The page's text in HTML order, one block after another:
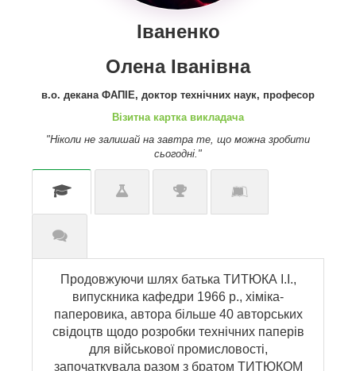
Іваненко
Олена Іванівна
в.о. декана ФАПІЕ, доктор технічних наук, професор
Візитна картка викладача
"Ніколи не залишай на завтра те, що можна зробити
сьогодні."
Продовжуючи шлях батька ТИТЮКА І.І.,
випускника кафедри 1966 р., хіміка-
паперовика, автора більше 40 авторських
свідоцтв щодо розробки технічних паперів
для військової промисловості,
започаткувала разом з братом ТИТЮКОМ